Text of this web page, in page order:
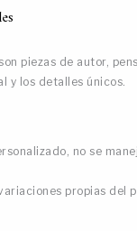
piezas de autor,
y los detalles únicos.
no se
propias del